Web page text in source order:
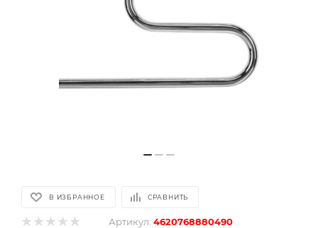
В ИЗБРАННОЕ СРАВНИТЬ
Артикул: 4620768880490